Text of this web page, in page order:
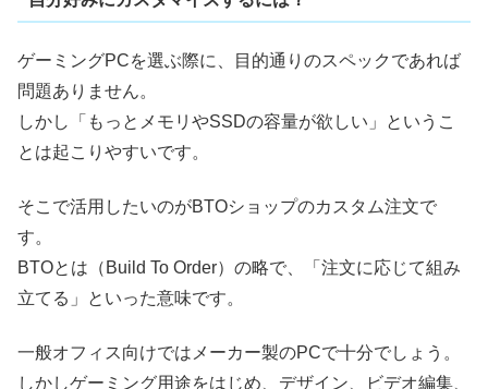
ゲーミングPCを選ぶ際に、目的通りのスペックであれば
問題ありません。
しかし「もっとメモリやSSDの容量が欲しい」というこ
とは起こりやすいです。
そこで活用したいのがBTOショップのカスタム注文で
す。
BTOとは（Build To Order）の略で、「注文に応じて組み
立てる」といった意味です。
一般オフィス向けではメーカー製のPCで十分でしょう。
しかしゲーミング用途をはじめ、デザイン、ビデオ編集、